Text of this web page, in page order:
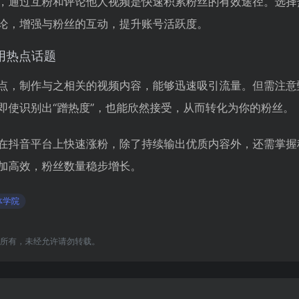
，增强与粉丝的互动，提升账号活跃度。
热点话题
，制作与之相关的视频内容，能够迅速吸引流量。但需注
使识别出“蹭热度”，也能欣然接受，从而转化为你的粉丝。
抖音平台上快速涨粉，除了持续输出优质内容外，还需掌
高效，粉丝数量稳步增长。
学院
有，未经允许请勿转载。